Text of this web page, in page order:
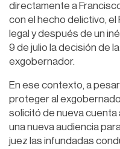
directamente a
con el hecho delictivo,
legal y después de un
9 de julio la decisión de
exgobernador.
En ese contexto, a
proteger al
solicitó de nueva cuenta
una nueva audiencia
juez las infundadas